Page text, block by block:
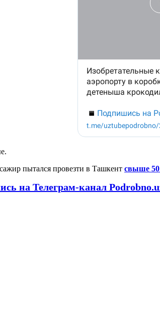
пытался провезти в Ташкент свыше 50
на Телеграм-канал